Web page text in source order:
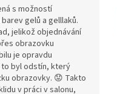
s možností
gelů a gelllaků.
jelikož objednávání
obrazovku
je opravdu
byl odstín, který
obrazovky. 😟 Takto
v práci v salonu,